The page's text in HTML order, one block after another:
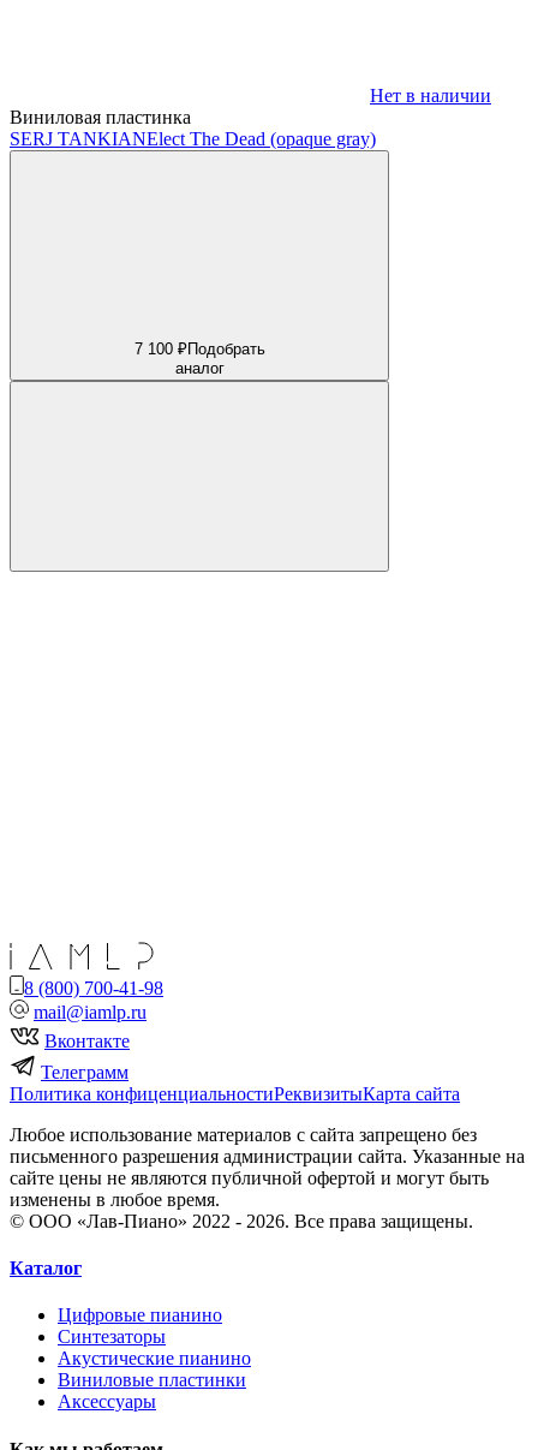
Нет в наличии
Виниловая пластинка
SERJ TANKIANElect The Dead (opaque gray)
7 100 ₽Подобрать
аналог
8 (800) 700-41-98
mail@iamlp.ru
Вконтакте
Телеграмм
Политика конфиценциальностиРеквизитыКарта сайта
Любое использование материалов с сайта запрещено без
письменного разрешения администрации сайта. Указанные на
сайте цены не являются публичной офертой и могут быть
изменены в любое время.
© ООО «Лав-Пиано» 2022 - 2026. Все права защищены.
Каталог
Цифровые пианино
Синтезаторы
Акустические пианино
Виниловые пластинки
Аксессуары